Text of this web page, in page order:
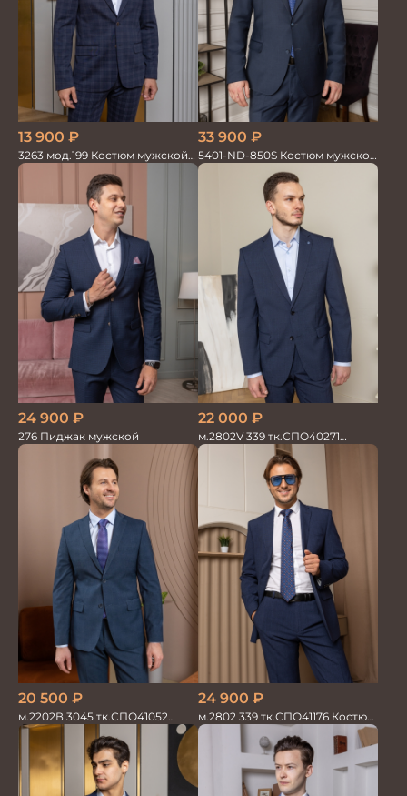
13 900 ₽
3263 мод.199 Костюм мужской
трикотажный т.син в клетку
33 900 ₽
5401-ND-850S Костюм мужской
двойка
24 900 ₽
276 Пиджак мужской
22 000 ₽
м.2802V 339 тк.СПО40271
Костюм мужской
20 500 ₽
м.2202В 3045 тк.СПО41052
Костюм мужской
24 900 ₽
м.2802 339 тк.СПО41176 Костюм
мужской